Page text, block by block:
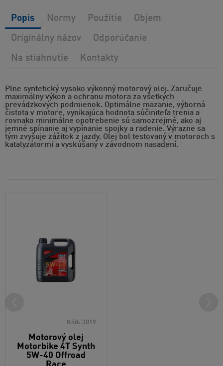
Plne syntetický vysoko výkonný motorový olej. Zaručuje
maximálny výkon a ochranu motora za všetkých
prevádzkových podmienok. Optimálne mazanie, výborná
čistota v motore, vynikajúca hodnota súčiniteľa trenia a
rovnako minimálne opotrebenie sú samozrejmé, ako aj
jemné spínanie aj vypínanie spojky a radenie. Výrazne sa
tým zvyšuje zážitok z jazdy. Olej bol testovaný v motoroch s
katalyzátormi a vyskúšaný v závodnom nasadení.
Popis Normy Použitie Objem
Originálny názov Odporúčanie
Na stiahnutie Kontakty
Kód: 3019
Motorový olej
Motorbike 4T Synth
5W-40 Offroad